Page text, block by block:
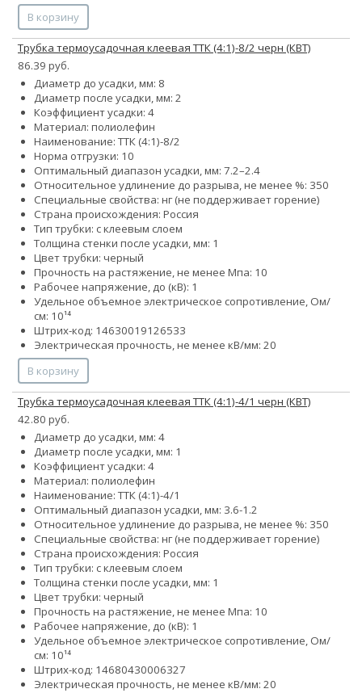
В корзину
Трубка термоусадочная клеевая ТТК (4:1)-8/2 черн (КВТ)
86.39 руб.
Диаметр до усадки, мм: 8
Диаметр после усадки, мм: 2
Коэффициент усадки: 4
Материал: полиолефин
Наименование: ТТК (4:1)-8/2
Норма отгрузки: 10
Оптимальный диапазон усадки, мм: 7.2–2.4
Относительное удлинение до разрыва, не менее %: 350
Специальные свойства: нг (не поддерживает горение)
Страна происхождения: Россия
Тип трубки: с клеевым слоем
Толщина стенки после усадки, мм: 1
Цвет трубки: черный
Прочность на растяжение, не менее Мпа: 10
Рабочее напряжение, до (кВ): 1
Удельное объемное электрическое сопротивление, Ом/
см: 10¹⁴
Штрих-код: 14630019126533
Электрическая прочность, не менее кВ/мм: 20
В корзину
Трубка термоусадочная клеевая ТТК (4:1)-4/1 черн (КВТ)
42.80 руб.
Диаметр до усадки, мм: 4
Диаметр после усадки, мм: 1
Коэффициент усадки: 4
Материал: полиолефин
Наименование: ТТК (4:1)-4/1
Оптимальный диапазон усадки, мм: 3.6-1.2
Относительное удлинение до разрыва, не менее %: 350
Специальные свойства: нг (не поддерживает горение)
Страна происхождения: Россия
Тип трубки: с клеевым слоем
Толщина стенки после усадки, мм: 1
Цвет трубки: черный
Прочность на растяжение, не менее Мпа: 10
Рабочее напряжение, до (кВ): 1
Удельное объемное электрическое сопротивление, Ом/
см: 10¹⁴
Штрих-код: 14680430006327
Электрическая прочность, не менее кВ/мм: 20